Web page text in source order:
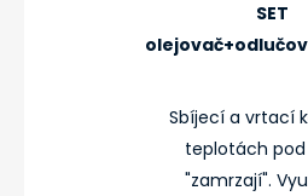
SET
Sbíjecí a vrtací
teplotách pod
"zamrzají".